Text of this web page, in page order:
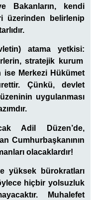
Bakanların, kendi
üzerinden belirlenip
atama yetkisi:
stratejik kurum
Merkezi Hükümet
Çünkü, devlet
uygulanması
Adil Düzen’de,
Cumhurbaşkanının
olacaklardır!
yüksek bürokratları
hiçbir yolsuzluk
Muhalefet